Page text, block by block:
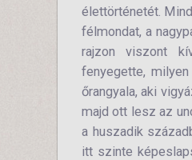
élettörténetét.
félmondat, a
rajzon viszont
fenyegette,
őrangyala, aki
majd ott lesz az
a huszadik
itt szinte